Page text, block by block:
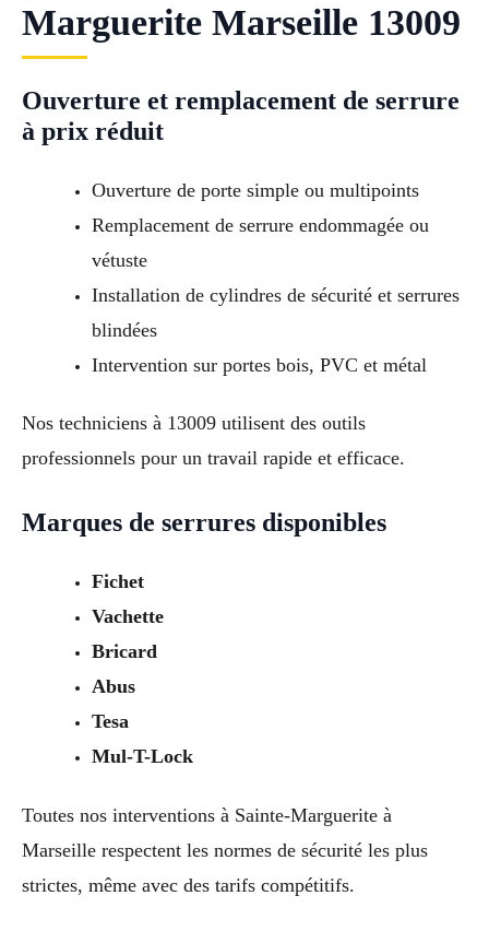
Marguerite Marseille 13009
Ouverture et remplacement de serrure
à prix réduit
Ouverture de porte simple ou multipoints
Remplacement de serrure endommagée ou
vétuste
Installation de cylindres de sécurité et serrures
blindées
Intervention sur portes bois, PVC et métal
Nos techniciens à 13009 utilisent des outils
professionnels pour un travail rapide et efficace.
Marques de serrures disponibles
Fichet
Vachette
Bricard
Abus
Tesa
Mul-T-Lock
Toutes nos interventions à Sainte-Marguerite à
Marseille respectent les normes de sécurité les plus
strictes, même avec des tarifs compétitifs.